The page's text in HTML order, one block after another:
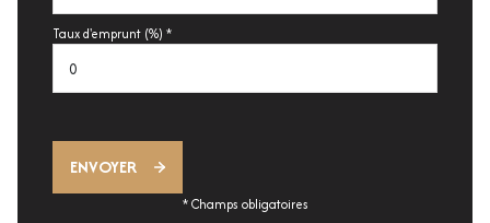
Taux d'emprunt (%) *
ENVOYER
* Champs obligatoires